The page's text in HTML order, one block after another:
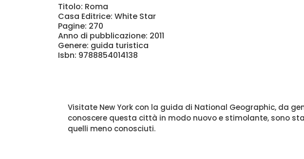
Titolo: Roma
Casa Editrice: White Star
Pagine: 270
Anno di pubblicazione: 2011
Genere: guida turistica
Isbn: 9788854014138
Visitate New York con la guida di National Geographic, da
conoscere questa città in modo nuovo e stimolante, sono
quelli meno conosciuti.